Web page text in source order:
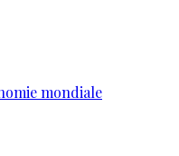
mondiale